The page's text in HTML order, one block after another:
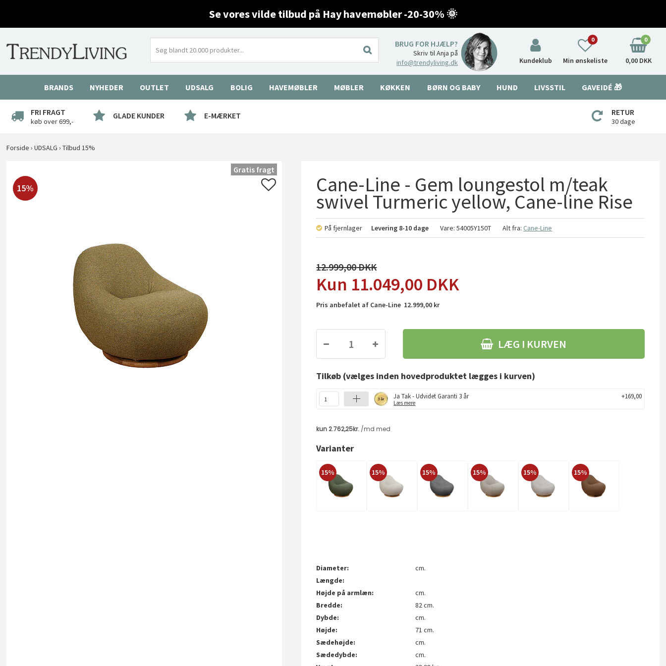
Se vores vilde tilbud på Hay havemøbler -20-30% 🌞
BRUG FOR HJÆLP?
Skriv til Anja på
info@trendyliving.dk
Kundeklub Min ønskeliste
0 0
0,00 DKK
BRANDS NYHEDER OUTLET UDSALG BOLIG HAVEMØBLER MØBLER KØKKEN BØRN OG BABY HUND LIVSSTIL GAVEIDÉ 🎁
FRI FRAGT
køb over 699,-
GLADE KUNDER E-MÆRKET RETUR
30 dage
Forside ›UDSALG ›Tilbud 15%
15%
Gratis fragt
Cane-Line - Gem loungestol m/teak
swivel Turmeric yellow, Cane-line Rise
På fjernlager Levering 8-10 dage Vare:54005Y150T Alt fra:Cane-Line
12.999,00
11.049,00 DKK
Pris anbefalet af Cane-Line 12.999,00 kr
LÆG I KURVEN
Tilkøb (vælges inden hovedproduktet lægges i kurven)
Ja Tak - Udvidet Garanti 3 år
Læs mere
+169,00
Varianter
15% 15% 15% 15% 15% 15%
Diameter
cm.
Længde
Højde på armlæn
cm.
Bredde
82 cm.
Dybde
cm.
Højde
71 cm.
Sædehøjde
cm.
Sædedybde
cm.